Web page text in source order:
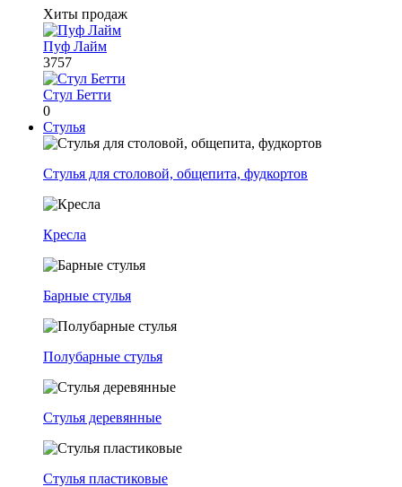
Хиты продаж
Пуф Лайм
3757
Стул Бетти
0
Стулья
Стулья для столовой, общепита, фудкортов
Кресла
Барные стулья
Полубарные стулья
Стулья деревянные
Стулья пластиковые